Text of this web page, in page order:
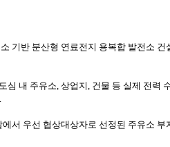
기반 분산형 연료전지 용복합 발전소
내 주유소, 상업지, 건물 등 실제 전
서 우선 협상대상자로 선정된 주유소